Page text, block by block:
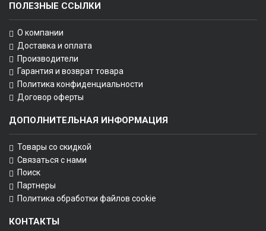
ПОЛЕЗНЫЕ ССЫЛКИ
О компании
Доставка и оплата
Производители
Гарантия и возврат товара
Политика конфиденциальности
Договор оферты
ДОПОЛНИТЕЛЬНАЯ ИНФОРМАЦИЯ
Товары со скидкой
Связаться с нами
Поиск
Партнеры
Политика обработки файлов cookie
КОНТАКТЫ